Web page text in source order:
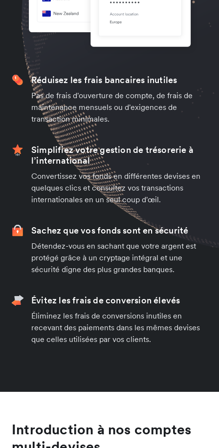
Réduisez les frais bancaires inutiles
Pas de frais d'ouverture de compte, de frais de
maintenance mensuels ou d'exigences de
transaction minimales.
Simplifiez votre gestion de trésorerie à
l’international
Convertissez vos fonds en différentes devises en
quelques clics et consultez vos transactions
internationales en un seul coup d'œil.
Sachez que vos fonds sont en sécurité
Détendez-vous en sachant que votre argent est
protégé grâce à un cryptage intégral et une
sécurité digne des plus grandes banques.
Évitez les frais de conversion élevés
Éliminez les frais de conversions inutiles en
recevant des paiements dans les mêmes devises
que celles utilisées par vos clients.
Introduction à nos comptes